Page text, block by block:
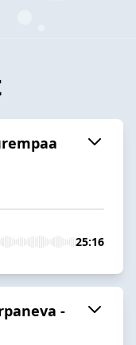
25:16
-